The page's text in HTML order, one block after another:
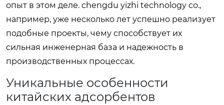
опыт в этом деле. chengdu yizhi technology co.,
например, уже несколько лет успешно реализует
подобные проекты, чему способствует их
сильная инженерная база и надежность в
производственных процессах.
Уникальные особенности
китайских адсорбентов